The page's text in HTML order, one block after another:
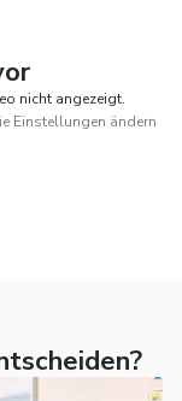
nicht angezeigt.
Einstellungen ändern